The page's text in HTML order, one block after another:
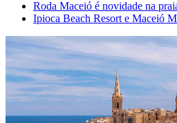
Roda Maceió é novidade na
Ipioca Beach Resort e Maceió